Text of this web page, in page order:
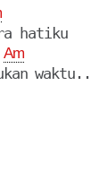
hatiku
Am